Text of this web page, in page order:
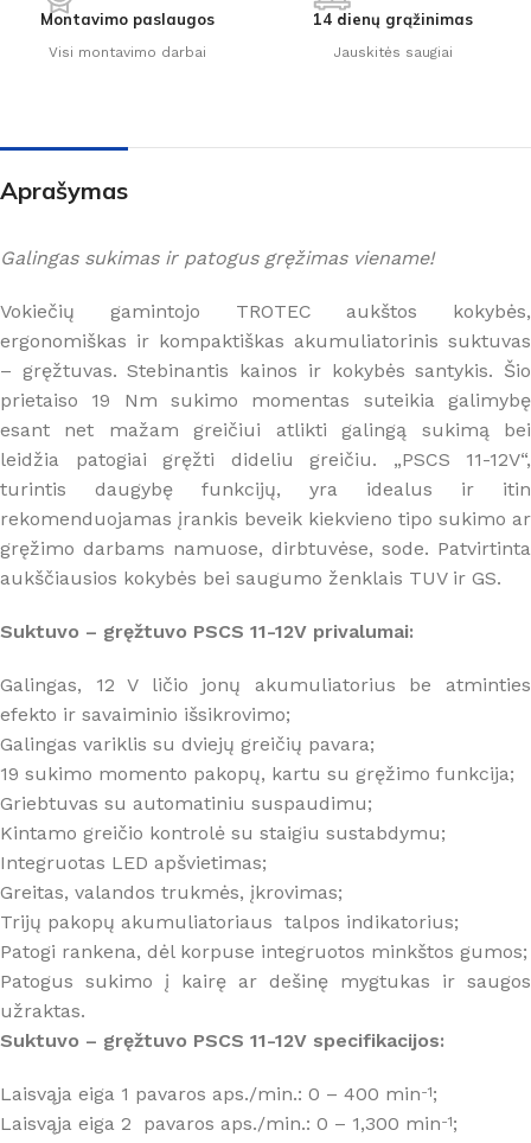
Montavimo paslaugos
Visi montavimo darbai
14 dienų grąžinimas
Jauskitės saugiai
Aprašymas
Galingas sukimas ir patogus gręžimas viename!
Vokiečių gamintojo TROTEC aukštos kokybės,
ergonomiškas ir kompaktiškas akumuliatorinis suktuvas
– gręžtuvas. Stebinantis kainos ir kokybės santykis. Šio
prietaiso 19 Nm sukimo momentas suteikia galimybę
esant net mažam greičiui atlikti galingą sukimą bei
leidžia patogiai gręžti dideliu greičiu. „PSCS 11-12V“,
turintis daugybę funkcijų, yra idealus ir itin
rekomenduojamas įrankis beveik kiekvieno tipo sukimo ar
gręžimo darbams namuose, dirbtuvėse, sode. Patvirtinta
aukščiausios kokybės bei saugumo ženklais TUV ir GS.
Suktuvo – gręžtuvo PSCS 11-12V privalumai:
Galingas, 12 V ličio jonų akumuliatorius be atminties
efekto ir savaiminio išsikrovimo;
Galingas variklis su dviejų greičių pavara;
19 sukimo momento pakopų, kartu su gręžimo funkcija;
Griebtuvas su automatiniu suspaudimu;
Kintamo greičio kontrolė su staigiu sustabdymu;
Integruotas LED apšvietimas;
Greitas, valandos trukmės, įkrovimas;
Trijų pakopų akumuliatoriaus talpos indikatorius;
Patogi rankena, dėl korpuse integruotos minkštos gumos;
Patogus sukimo į kairę ar dešinę mygtukas ir saugos
užraktas.
Suktuvo – gręžtuvo PSCS 11-12V specifikacijos:
Laisvąja eiga 1 pavaros aps./min.: 0 – 400 min-1;
Laisvąja eiga 2 pavaros aps./min.: 0 – 1,300 min-1;